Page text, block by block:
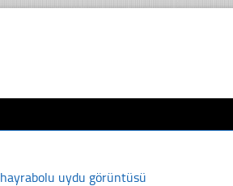
hayrabolu uydu görüntüsü